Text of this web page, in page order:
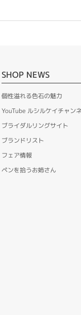
SHOP NEWS
個性溢れる色石の魅力
YouTube ルシルケイチャン
ブライダルリングサイト
ブランドリスト
フェア情報
ペンを拾うお姉さん